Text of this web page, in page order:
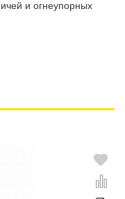
и огнеупорных